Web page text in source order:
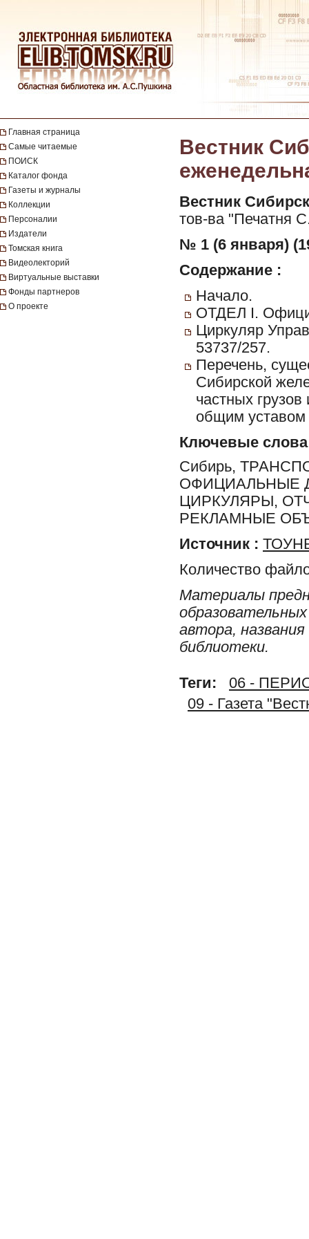
Главная страница
Самые читаемые
ПОИСК
Каталог фонда
Газеты и журналы
Коллекции
Персоналии
Издатели
Томская книга
Видеолекторий
Виртуальные выставки
Фонды партнеров
О проекте
Вестник
Вестник
тов-ва "Печатня
№ 1 (6 января)
Содержание :
Начало.
ОТДЕЛ I.
Циркуляр
53737/257.
Перечень,
Сибирской
частных
общим уставом
Ключевые слова
Сибирь,
ОФИЦИАЛЬНЫЕ
ЦИРКУЛЯРЫ,
РЕКЛАМНЫЕ
Источник :
Количество
Материалы
автора,
библиотеки.
Теги:
06 -
09 - Газета